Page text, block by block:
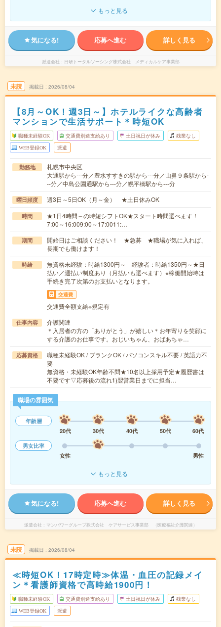
もっと見る
気になる! 応募へ進む 詳しく見る
派遣会社 日研トータルソーシング株式会社 メディカルケア事業部
未読 掲載日 2026/08/04
【8月～OK！週3日～】ホテルライクな高齢者
マンションで生活サポート＊時短OK
職種未経験OK 交通費別途支給あり 土日祝日が休み 残業なし
WEB登録OK 派遣
勤務地
札幌市中央区
大通駅から---分／豊水すすきの駅から---分／山鼻９条駅から-
--分／中島公園通駅から---分／幌平橋駅から---分
曜日頻度 週3日～5日OK（月～金） ★土日休みOK
時間
★1日4時間～の時短シフトOK★スタート時間選べます！
7:00～16:009:00～17:0011:…
期間
開始日はご相談ください！ ★急募 ★職場が気に入れば、
長期でも働けます！
時給
無資格未経験：時給1300円～ 経験者：時給1350円～★日
払い／週払い制度あり（月払いも選べます）※稼働開始時は
手続き完了次第のお支払いとなります。
交通費
交通費全額支給※規定有
仕事内容
介護関連
＊入居者の方の「ありがとう」が嬉しい＊お年寄りを笑顔に
する介護のお仕事です。おじいちゃん、おばあちゃ…
応募資格
職種未経験OK / ブランクOK / パソコンスキル不要 / 英語力不
要
無資格・未経験OK年齢不問★10名以上採用予定★履歴書は
不要です▽応募後の流れ1)翌営業日までに担当…
職場の雰囲気
年齢層
20代
30代 40代 50代
60代
男女比率
女性
男性
もっと見る
気になる! 応募へ進む 詳しく見る
派遣会社 マンパワーグループ株式会社 ケアサービス事業部 （医療福祉介護関連）
未読 掲載日 2026/08/04
≪時短OK！17時定時≫体温・血圧の記録メイ
ン＊看護師資格で高時給1900円！
職種未経験OK 交通費別途支給あり 土日祝日が休み 残業なし
WEB登録OK 派遣